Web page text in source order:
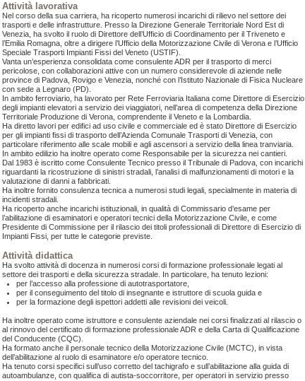
Attività lavorativa
Nel corso della sua carriera, ha ricoperto numerosi incarichi di rilievo nel settore dei
trasporti e delle infrastrutture. Presso la Direzione Generale Territoriale Nord Est di
Venezia, ha svolto il ruolo di Direttore dell’Ufficio di Coordinamento per il Triveneto e
l’Emilia Romagna, oltre a dirigere l’Ufficio della Motorizzazione Civile di Verona e l’Ufficio
Speciale Trasporti Impianti Fissi del Veneto (USTIF).
Vanta un’esperienza consolidata come consulente ADR per il trasporto di merci
pericolose, con collaborazioni attive con un numero considerevole di aziende nelle
province di Padova, Rovigo e Venezia, nonché con l’Istituto Nazionale di Fisica Nucleare
con sede a Legnaro (PD).
In ambito ferroviario, ha lavorato per Rete Ferroviaria Italiana come Direttore di Esercizio
degli impianti elevatori a servizio dei viaggiatori, nell’area di competenza della Direzione
Territoriale Produzione di Verona, comprendente il Veneto e la Lombardia.
Ha diretto lavori per edifici ad uso civile e commerciale ed è stato Direttore di Esercizio
per gli impianti fissi di trasporto dell’Azienda Comunale Trasporti di Venezia, con
particolare riferimento alle scale mobili e agli ascensori a servizio della linea tranviaria.
In ambito edilizio ha inoltre operato come Responsabile per la sicurezza nei cantieri.
Dal 1983 è iscritto come Consulente Tecnico presso il Tribunale di Padova, con incarichi
riguardanti la ricostruzione di sinistri stradali, l’analisi di malfunzionamenti di motori e la
valutazione di danni a fabbricati.
Ha inoltre fornito consulenza tecnica a numerosi studi legali, specialmente in materia di
incidenti stradali.
Ha ricoperto anche incarichi istituzionali, in qualità di Commissario d’esame per
l’abilitazione di esaminatori e operatori tecnici della Motorizzazione Civile, e come
Presidente di Commissione per il rilascio dei titoli professionali di Direttore di Esercizio di
Impianti Fissi, per tutte le categorie previste.
Attività didattica
Ha svolto attività di docenza in numerosi corsi di formazione professionale legati al
settore dei trasporti e della sicurezza stradale. In particolare, ha tenuto lezioni:
per l’accesso alla professione di autotrasportatore,
per il conseguimento del titolo di insegnante e istruttore di scuola guida e
per la formazione degli ispettori addetti alle revisioni dei veicoli.
Ha inoltre operato come istruttore e consulente aziendale nei corsi finalizzati al rilascio o
al rinnovo del certificato di formazione professionale ADR e della Carta di Qualificazione
del Conducente (CQC).
Ha formato anche il personale tecnico della Motorizzazione Civile (MCTC), in vista
dell’abilitazione al ruolo di esaminatore e/o operatore tecnico.
Ha tenuto corsi specifici sull’uso corretto del tachigrafo e sull’abilitazione alla guida di
autoambulanze, con qualifica di autista-soccorritore, per operatori in servizio presso